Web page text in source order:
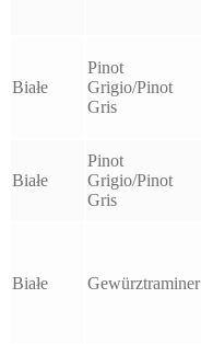
Białe
Pinot
Grigio/Pinot
Gris
Białe
Pinot
Grigio/Pinot
Gris
Białe Gewürztraminer